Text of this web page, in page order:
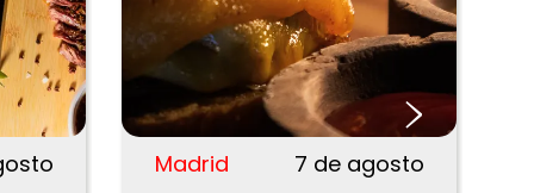
Madrid 7 de agosto
›